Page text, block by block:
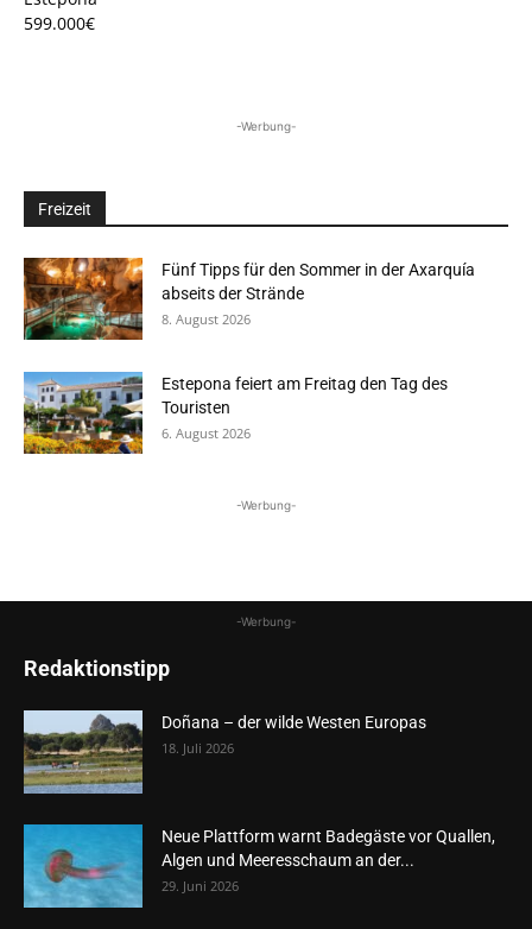
599.000€
-Werbung-
Freizeit
Fünf Tipps für den Sommer in der Axarquía
abseits der Strände
8. August 2026
Estepona feiert am Freitag den Tag des
Touristen
6. August 2026
-Werbung-
-Werbung-
Redaktionstipp
Doñana – der wilde Westen Europas
18. Juli 2026
Neue Plattform warnt Badegäste vor Quallen,
Algen und Meeresschaum an der...
29. Juni 2026